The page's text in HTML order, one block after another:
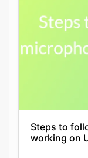
Steps to
working on